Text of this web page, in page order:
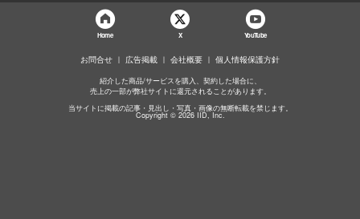
Home X YouTube
お問合せ 広告掲載 会社概要 個人情報保護方針
紹介した商品/サービスを購入、契約した場合に、
売上の一部が弊社サイトに還元されることがあります。
当サイトに掲載の記事・見出し・写真・画像の無断転載を禁じます。
Copyright © 2026 IID, Inc.